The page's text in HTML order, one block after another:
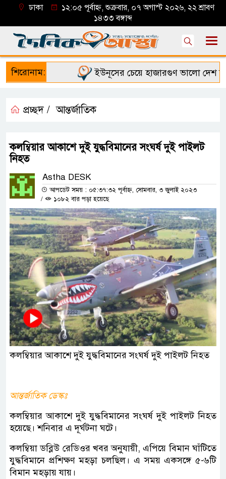
ঢাকা
১২:০৫ পূর্বাহ্ন, শুক্রবার, ০৭ অগাস্ট ২০২৬, ২২ শ্রাবণ
১৪৩৩ বঙ্গাব্দ
শিরোনাম: ইউনূসের চেয়ে হাজারগুণ ভালো দেশ
প্রচ্ছদ / আন্তর্জাতিক
কলম্বিয়ার আকাশে দুই যুদ্ধবিমানের সংঘর্ষ দুই পাইলট
নিহত
Astha DESK
আপডেট সময় : ০৫:৩৭:৩২ পূর্বাহ্ন, সোমবার, ৩ জুলাই ২০২৩
/
১০৮২ বার পড়া হয়েছে
কলম্বিয়ার আকাশে দুই যুদ্ধবিমানের সংঘর্ষ দুই পাইলট নিহত
আন্তর্জাতিক ডেস্কঃ
কলম্বিয়ার আকাশে দুই যুদ্ধবিমানের সংঘর্ষ দুই পাইলট নিহত
হয়েছে। শনিবার এ দূর্ঘটনা ঘটে।
কলম্বিয়া ডব্লিউ রেডিওর খবর অনুযায়ী, এপিয়ে বিমান ঘাঁটিতে
যুদ্ধবিমানে প্রশিক্ষণ মহড়া চলছিল। এ সময় একসঙ্গে ৫-৬টি
বিমান মহড়ায় যায়।